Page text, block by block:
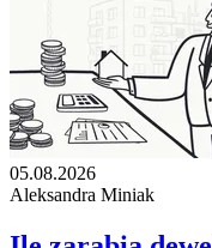
05.08.2026
Aleksandra Miniak